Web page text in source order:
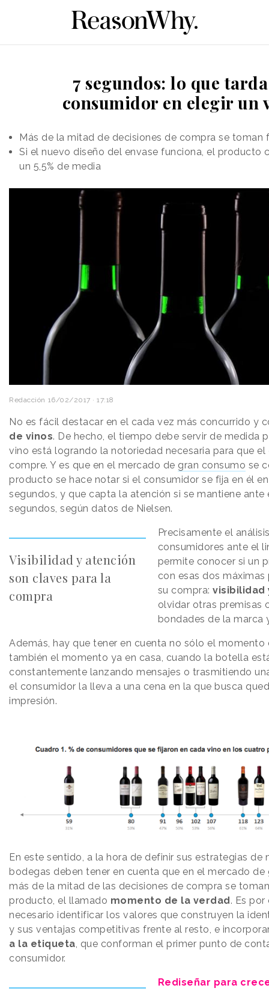
7 segundos: lo que
consumidor en elegir un
Más de la mitad de decisiones de compra se toman
Si el nuevo diseño del envase funciona, el producto
un 5,5% de media
Redacción 16/02/2017 · 17:18
No es fácil destacar en el cada vez más concurrido y
de vinos. De hecho, el tiempo debe servir de medida
vino está logrando la notoriedad necesaria para que
compre. Y es que en el mercado de gran consumo se
producto se hace notar si el consumidor se fija en él
segundos, y que capta la atención si se mantiene ante
segundos, según datos de Nielsen.
Visibilidad y atención
son claves para la
compra
Precisamente el
consumidores ante el
permite conocer si un
con esas dos máximas
su compra:visibilidad
olvidar otras premisas
bondades de la marca
Además, hay que tener en cuenta no sólo el momento
también el momento ya en casa, cuando la botella
constantemente lanzando mensajes o trasmitiendo
el consumidor la lleva a una cena en la que busca
impresión.
En este sentido, a la hora de definir sus estrategias de
bodegas deben tener en cuenta que en el mercado de
más de la mitad de las decisiones de compra se
producto, el llamado momento de la verdad . Es
necesario identificar los valores que construyen la
y sus ventajas competitivas frente al resto, e
a la etiqueta, que conforman el primer punto de
consumidor.
Rediseñar para